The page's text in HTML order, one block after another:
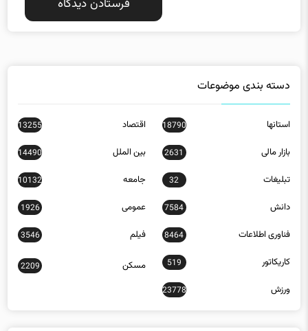
دسته بندی موضوعات
استانها 18790 اقتصاد 13255
بازار مالی 2631 بین الملل 14490
تبلیغات 32 جامعه 10132
دانش 7584 عمومی 1926
فناوری اطلاعات 8464 فیلم 3546
کاریکاتور 519 مسکن 2209
ورزش 23778